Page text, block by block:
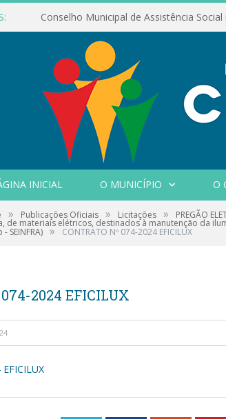
INICIAL O MUNICÍPIO O
» Publicações Oficiais » Licitações » PREGÃO
de materiais elétricos, destinados à manutenção da
SEINFRA) » CONTRATO Nº 074-2024 EFICILUX
2024 EFICILUX